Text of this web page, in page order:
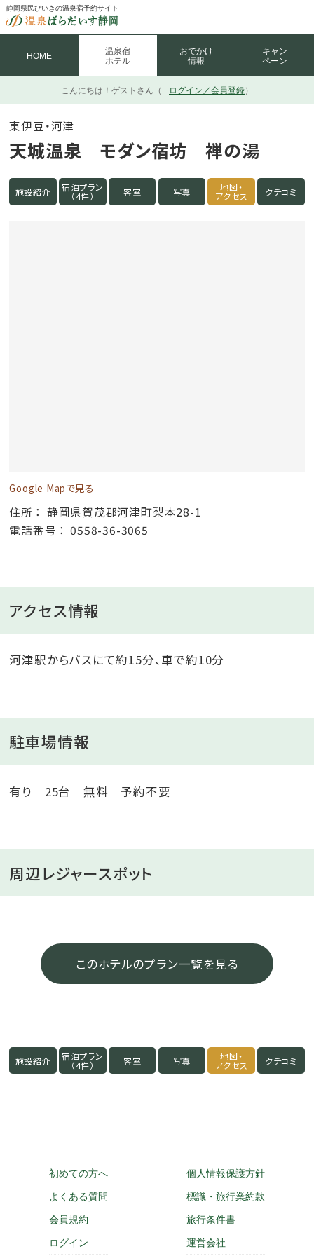
静岡県民びいきの温泉宿予約サイト
HOME
温泉宿
ホテル
おでかけ
情報
キャン
ペーン
こんにちは！ ゲストさん（ ログイン／会員登録）
東伊豆・河津
天城温泉 モダン宿坊 禅の湯
施設紹介 宿泊プラン
（4件） 客室 写真 地図・
アクセス クチコミ
Google Mapで見る
住所
静岡県賀茂郡河津町梨本28-1
電話番号
0558-36-3065
アクセス情報
河津駅からバスにて約15分、車で約10分
駐車場情報
有り 25台 無料 予約不要
周辺レジャースポット
このホテルのプラン一覧を見る
施設紹介 宿泊プラン
（4件） 客室 写真 地図・
アクセス クチコミ
初めての方へ
よくある質問
会員規約
ログイン
個人情報保護方針
標識・旅行業約款
旅行条件書
運営会社